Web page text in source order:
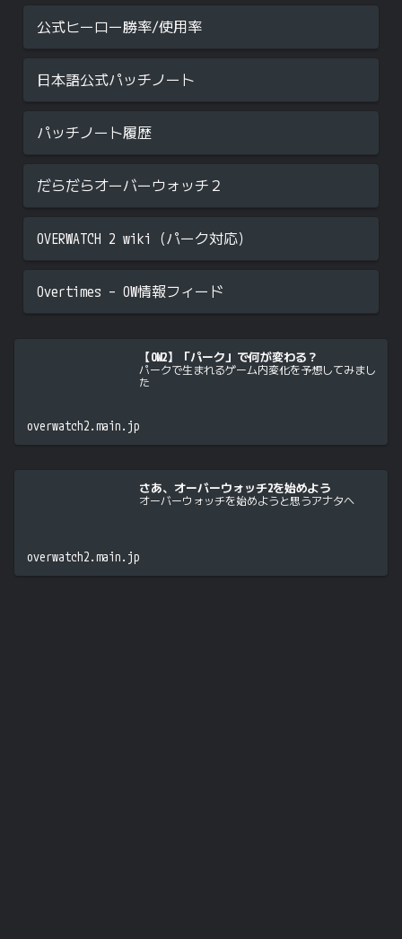
公式ヒーロー勝率/使用率
日本語公式パッチノート
パッチノート履歴
だらだらオーバーウォッチ２
OVERWATCH 2 wiki（パーク対応）
Overtimes – OW情報フィード
【OW2】「パーク」で何が変わる？
パークで生まれるゲーム内変化を予想してみまし
た
overwatch2.main.jp
さあ、オーバーウォッチ2を始めよう
オーバーウォッチを始めようと思うアナタへ
overwatch2.main.jp